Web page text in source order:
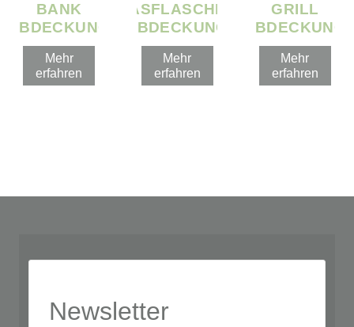
BANK
ABDECKUNG
Mehr
erfahren
GASFLASCHEN
ABDECKUNG
Mehr
erfahren
GRILL
ABDECKUNG
Mehr
erfahren
Newsletter